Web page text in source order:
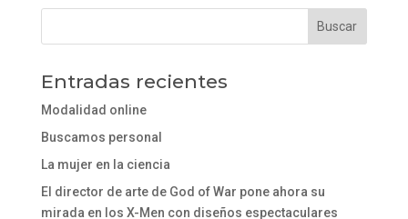
Entradas recientes
Modalidad online
Buscamos personal
La mujer en la ciencia
El director de arte de God of War pone ahora su
mirada en los X-Men con diseños espectaculares